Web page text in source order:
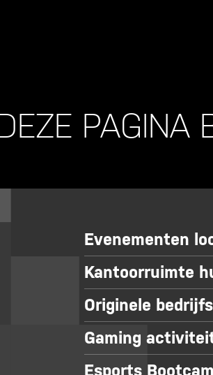
PAGINA
Evenementen
Kantoorruimte
Originele
Gaming
Esports